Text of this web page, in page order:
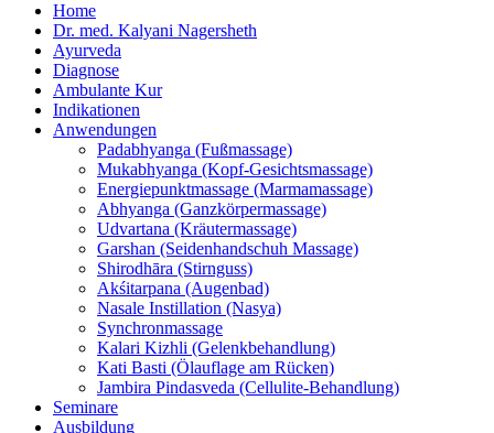
Home
Dr. med. Kalyani Nagersheth
Ayurveda
Diagnose
Ambulante Kur
Indikationen
Anwendungen
Padabhyanga (Fußmassage)
Mukabhyanga (Kopf-Gesichtsmassage)
Energiepunktmassage (Marmamassage)
Abhyanga (Ganzkörpermassage)
Udvartana (Kräutermassage)
Garshan (Seidenhandschuh Massage)
Shirodhāra (Stirnguss)
Akśitarpana (Augenbad)
Nasale Instillation (Nasya)
Synchronmassage
Kalari Kizhli (Gelenkbehandlung)
Kati Basti (Ölauflage am Rücken)
Jambira Pindasveda (Cellulite-Behandlung)
Seminare
Ausbildung